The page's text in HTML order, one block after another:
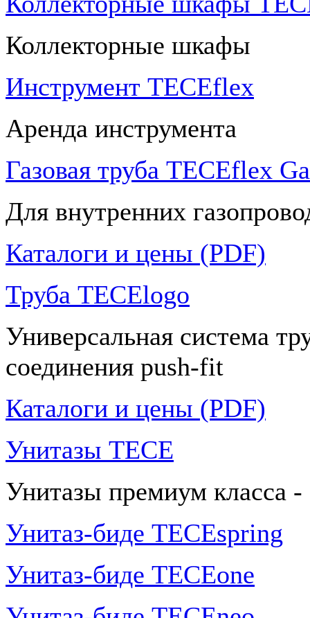
Коллекторные шкафы
Инструмент TECEflex
Аренда инструмента
Газовая труба TECEflex
Для внутренних
Каталоги и цены (PDF)
Труба TECElogo
Универсальная система
соединения push-fit
Каталоги и цены (PDF)
Унитазы TECE
Унитазы премиум класса -
Унитаз-биде TECEspring
Унитаз-биде TECEone